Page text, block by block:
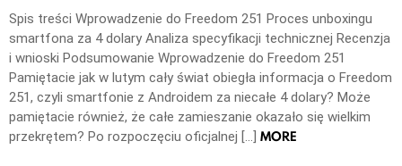
Spis treści Wprowadzenie do Freedom 251 Proces unboxingu
smartfona za 4 dolary Analiza specyfikacji technicznej Recenzja
i wnioski Podsumowanie Wprowadzenie do Freedom 251
Pamiętacie jak w lutym cały świat obiegła informacja o Freedom
251, czyli smartfonie z Androidem za niecałe 4 dolary? Może
pamiętacie również, że całe zamieszanie okazało się wielkim
przekrętem? Po rozpoczęciu oficjalnej […] MORE